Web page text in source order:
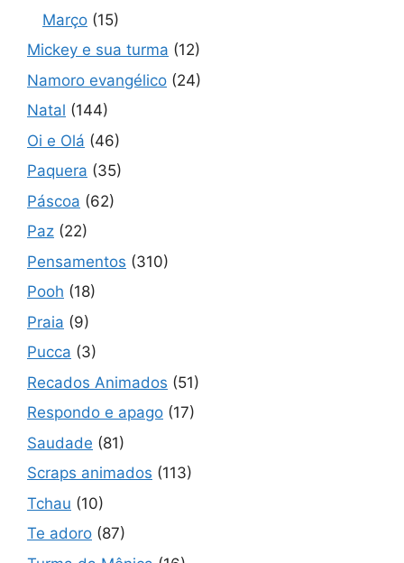
Março (15)
Mickey e sua turma (12)
Namoro evangélico (24)
Natal (144)
Oi e Olá (46)
Paquera (35)
Páscoa (62)
Paz (22)
Pensamentos (310)
Pooh (18)
Praia (9)
Pucca (3)
Recados Animados (51)
Respondo e apago (17)
Saudade (81)
Scraps animados (113)
Tchau (10)
Te adoro (87)